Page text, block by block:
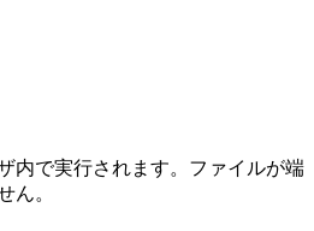
内で実行されます。ファイルが端
ん。